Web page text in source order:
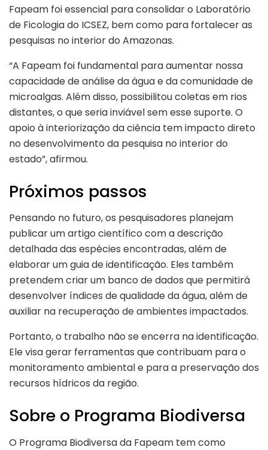
Fapeam foi essencial para consolidar o Laboratório
de Ficologia do ICSEZ, bem como para fortalecer as
pesquisas no interior do Amazonas.
“A Fapeam foi fundamental para aumentar nossa
capacidade de análise da água e da comunidade de
microalgas. Além disso, possibilitou coletas em rios
distantes, o que seria inviável sem esse suporte. O
apoio à interiorização da ciência tem impacto direto
no desenvolvimento da pesquisa no interior do
estado”, afirmou.
Próximos passos
Pensando no futuro, os pesquisadores planejam
publicar um artigo científico com a descrição
detalhada das espécies encontradas, além de
elaborar um guia de identificação. Eles também
pretendem criar um banco de dados que permitirá
desenvolver índices de qualidade da água, além de
auxiliar na recuperação de ambientes impactados.
Portanto, o trabalho não se encerra na identificação.
Ele visa gerar ferramentas que contribuam para o
monitoramento ambiental e para a preservação dos
recursos hídricos da região.
Sobre o Programa Biodiversa
O Programa Biodiversa da Fapeam tem como